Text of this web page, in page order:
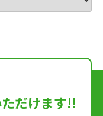
だけます!!